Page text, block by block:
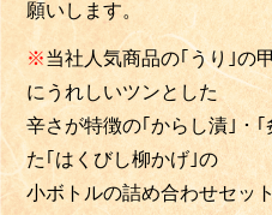
願いします。
※当社人気商品の｢うり｣の
にうれしいツンとした
辛さが特徴の｢からし漬｣・
た｢はくびし柳かげ｣の
小ボトルの詰め合わせセッ